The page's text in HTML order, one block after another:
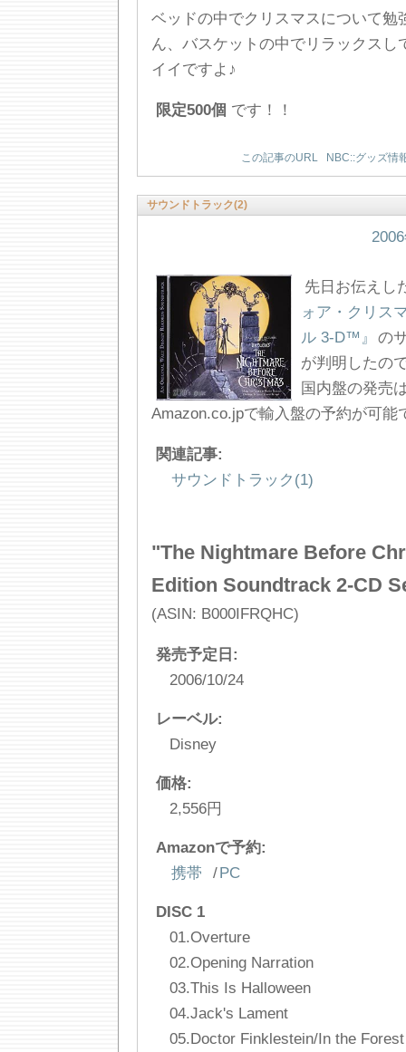
ベッドの中でクリスマスについて勉
ん、バスケットの中でリラックスし
イイですよ♪
限定500個 です！！
この記事のURL NBC::グッズ情
サウンドトラック(2)
先日お伝えし
ォア・クリス
ル 3-D™』
の
が判明したの
国内盤の発売
Amazon.co.jpで輸入盤の予約が可能
関連記事:
サウンドトラック(1)
"The Nightmare Before
Edition Soundtrack 2-CD
(ASIN: B000IFRQHC)
発売予定日:
2006/10/24
レーベル:
Disney
価格:
2,556円
Amazonで予約:
携帯
/PC
DISC 1
01.Overture
02.Opening Narration
03.This Is Halloween
04.Jack's Lament
05.Doctor Finklestein/In the Forest